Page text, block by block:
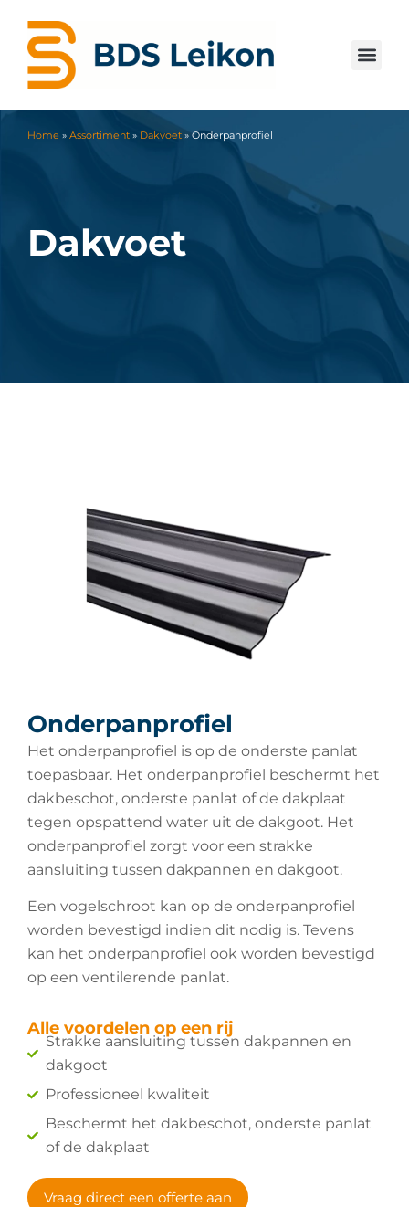
Home » Assortiment » Dakvoet » Onderpanprofiel
Dakvoet
Onderpanprofiel
Het onderpanprofiel is op de onderste panlat
toepasbaar. Het onderpanprofiel beschermt het
dakbeschot, onderste panlat of de dakplaat
tegen opspattend water uit de dakgoot. Het
onderpanprofiel zorgt voor een strakke
aansluiting tussen dakpannen en dakgoot.
Een vogelschroot kan op de onderpanprofiel
worden bevestigd indien dit nodig is. Tevens
kan het onderpanprofiel ook worden bevestigd
op een ventilerende panlat.
Alle voordelen op een rij
Strakke aansluiting tussen dakpannen en
dakgoot
Professioneel kwaliteit
Beschermt het dakbeschot, onderste panlat
of de dakplaat
Vraag direct een offerte aan